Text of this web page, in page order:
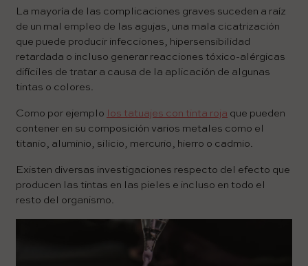
La mayoría de las complicaciones graves suceden a raíz
de un mal empleo de las agujas, una mala cicatrización
que puede producir infecciones, hipersensibilidad
retardada o incluso generar reacciones tóxico-alérgicas
difíciles de tratar a causa de la aplicación de algunas
tintas o colores.
Como por ejemplo los tatuajes con tinta roja que pueden
contener en su composición varios metales como el
titanio, aluminio, silicio, mercurio, hierro o cadmio.
Existen diversas investigaciones respecto del efecto que
producen las tintas en las pieles e incluso en todo el
resto del organismo.